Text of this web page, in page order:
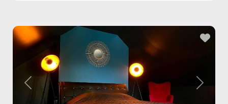
Previous Next